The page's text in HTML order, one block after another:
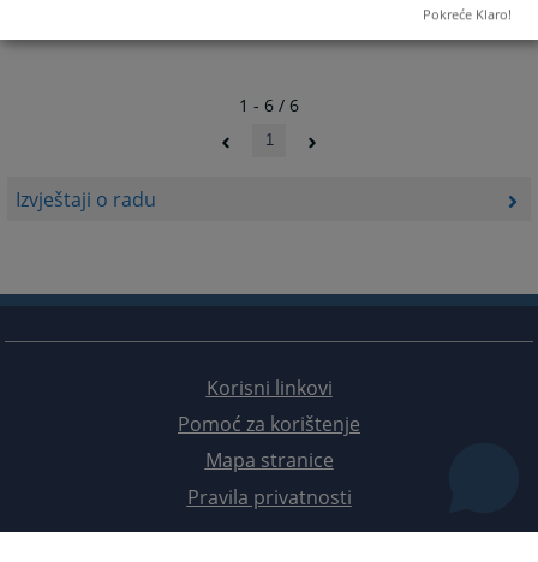
Izvještaji o radu
1 - 6 / 6
1
Korisni linkovi
Pomoć za korištenje
Mapa stranice
Pravila privatnosti
Pokreće Klaro!